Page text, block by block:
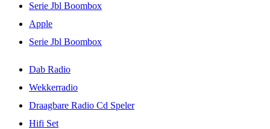
Serie Jbl Boombox
Apple
Serie Jbl Boombox
Dab Radio
Wekkerradio
Draagbare Radio Cd Speler
Hifi Set